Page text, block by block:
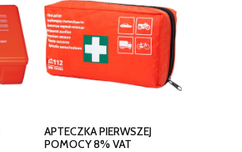
APTECZKA PIERWSZEJ
POMOCY 8% VAT